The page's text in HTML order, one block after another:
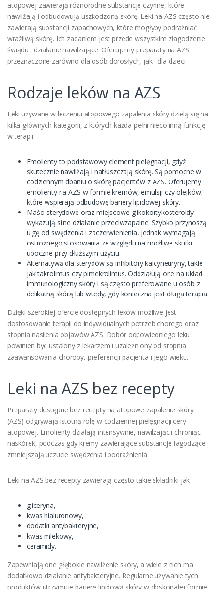
atopowej zawierają różnorodne substancje czynne, które
nawilżają i odbudowują uszkodzoną skórę. Leki na AZS często nie
zawierają substancji zapachowych, które mogłyby podrażniać
wrażliwą skórę. Ich zadaniem jest przede wszystkim złagodzenie
świądu i działanie nawilżające. Oferujemy preparaty na AZS
przeznaczone zarówno dla osób dorosłych, jak i dla dzieci.
Rodzaje leków na AZS
Leki używane w leczeniu atopowego zapalenia skóry dzielą się na
kilka głównych kategorii, z których każda pełni nieco inną funkcję
w terapii.
Emolienty to podstawowy element pielęgnacji, gdyż
skutecznie nawilżają i natłuszczają skórę. Są pomocne w
codziennym dbaniu o skórę pacjentów z AZS. Oferujemy
emolienty na AZS w formie kremów, emulsji czy olejków,
które wspierają odbudowę bariery lipidowej skóry.
Maści sterydowe oraz miejscowe glikokortykosteroidy
wykazują silne działanie przeciwzapalne. Szybko przynoszą
ulgę od swędzenia i zaczerwienienia, jednak wymagają
ostrożnego stosowania ze względu na możliwe skutki
uboczne przy dłuższym użyciu.
Alternatywą dla sterydów są inhibitory kalcyneuryny, takie
jak takrolimus czy pimekrolimus. Oddziałują one na układ
immunologiczny skóry i są często preferowane u osób z
delikatną skórą lub wtedy, gdy konieczna jest długa terapia.
Dzięki szerokiej ofercie dostępnych leków możliwe jest
dostosowanie terapii do indywidualnych potrzeb chorego oraz
stopnia nasilenia objawów AZS. Dobór odpowiedniego leku
powinien być ustalony z lekarzem i uzależniony od stopnia
zaawansowania choroby, preferencji pacjenta i jego wieku.
Leki na AZS bez recepty
Preparaty dostępne bez recepty na atopowe zapalenie skóry
(AZS) odgrywają istotną rolę w codziennej pielęgnacji cery
atopowej. Emolienty działają intensywnie, nawilżając i chroniąc
naskórek, podczas gdy kremy zawierające substancje łagodzące
zmniejszają uczucie swędzenia i podrażnienia.
Leki na AZS bez recepty zawierają często takie składniki jak:
gliceryna,
kwas hialuronowy,
dodatki antybakteryjne,
kwas mlekowy,
ceramidy.
Zapewniają one głębokie nawilżenie skóry, a wiele z nich ma
dodatkowo działanie antybakteryjne. Regularne używanie tych
produktów utrzymuje barierę lipidową skóry w doskonałej formie,